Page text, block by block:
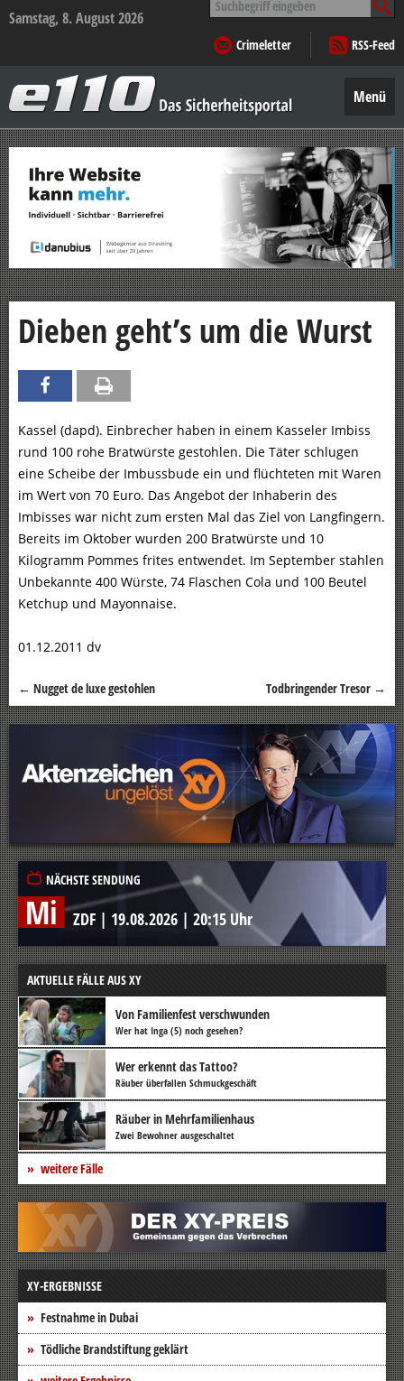
Samstag, 8. August 2026
nach:
Crimeletter
RSS-Feed
–
Das
Sicherheitsportal
Menü
Zum
Inhalt
springen
Dieben geht’s um die Wurst
Kassel (dapd). Einbrecher haben in einem Kasseler Imbiss
rund 100 rohe Bratwürste gestohlen. Die Täter schlugen
eine Scheibe der Imbussbude ein und flüchteten mit Waren
im Wert von 70 Euro. Das Angebot der Inhaberin des
Imbisses war nicht zum ersten Mal das Ziel von Langfingern.
Bereits im Oktober wurden 200 Bratwürste und 10
Kilogramm Pommes frites entwendet. Im September stahlen
Unbekannte 400 Würste, 74 Flaschen Cola und 100 Beutel
Ketchup und Mayonnaise.
01.12.2011 dv
Beitragsnavigation
← Nugget de luxe gestohlen Todbringender Tresor →
NÄCHSTE SENDUNG
Mi ZDF | 19.08.2026 | 20:15 Uhr
AKTUELLE FÄLLE AUS XY
Von Familienfest verschwunden
Wer hat Inga (5) noch gesehen?
Wer erkennt das Tattoo?
Räuber überfallen Schmuckgeschäft
Räuber in Mehrfamilienhaus
Zwei Bewohner ausgeschaltet
weitere Fälle
XY-ERGEBNISSE
Festnahme in Dubai
Tödliche Brandstiftung geklärt